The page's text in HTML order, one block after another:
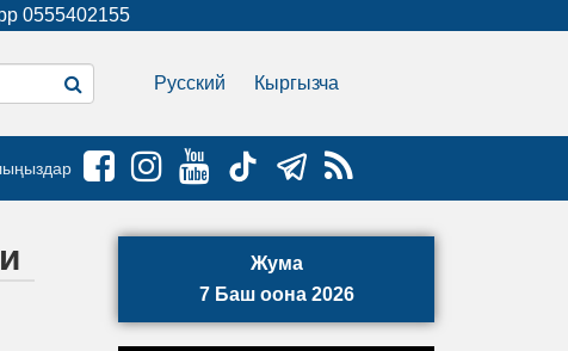
0555402155
Русский Кыргызча
Жума
7 Баш оона 2026